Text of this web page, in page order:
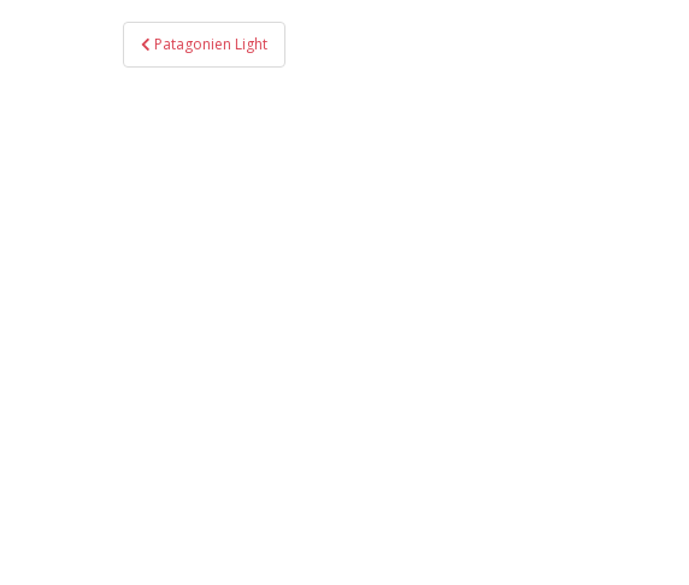
Beitragsnavigation
Patagonien Light